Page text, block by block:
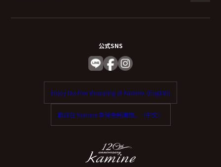
公式SNS
Enjoy tax-free shopping at Kamine. (English)
歡迎在 Kamine 享受免稅購物。（中文）